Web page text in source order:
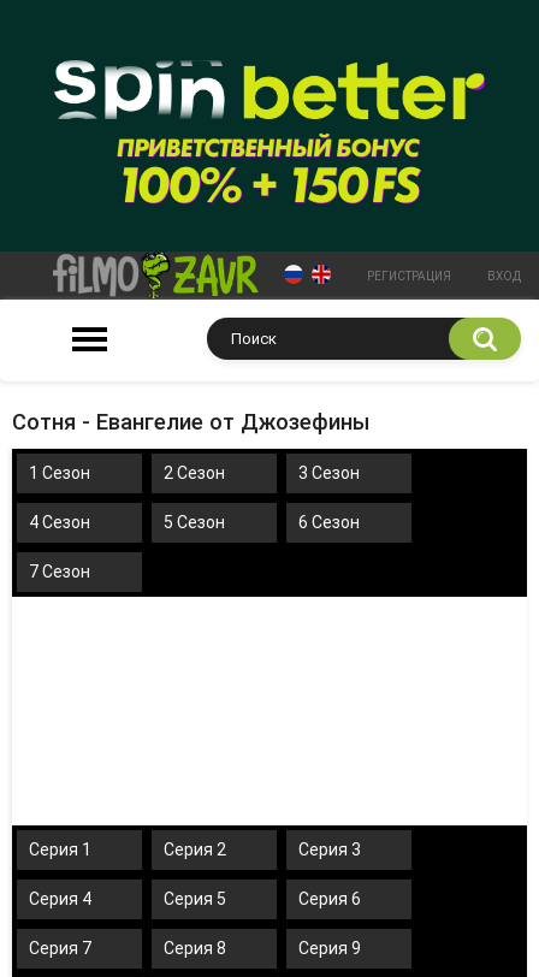
РЕГИСТРАЦИЯ ВХОД
Сотня - Евангелие от Джозефины
1 Сезон 2 Сезон 3 Сезон
4 Сезон 5 Сезон 6 Сезон
7 Сезон
Серия 1 Серия 2 Серия 3
Серия 4 Серия 5 Серия 6
Серия 7 Серия 8 Серия 9